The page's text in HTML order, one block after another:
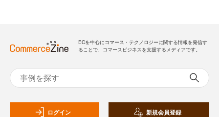
ECを中心にコマース・テクノロジーに関する情報を発信す
ることで、コマースビジネスを支援するメディアです。
ログイン 新規会員登録